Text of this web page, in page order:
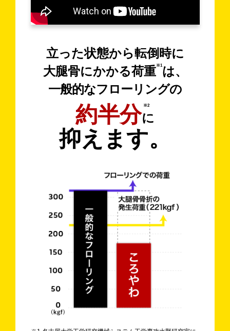
立った状態から転倒時に
大腿骨にかかる荷重※1は、
一般的なフローリングの
約半分 ※2
に
抑えます。